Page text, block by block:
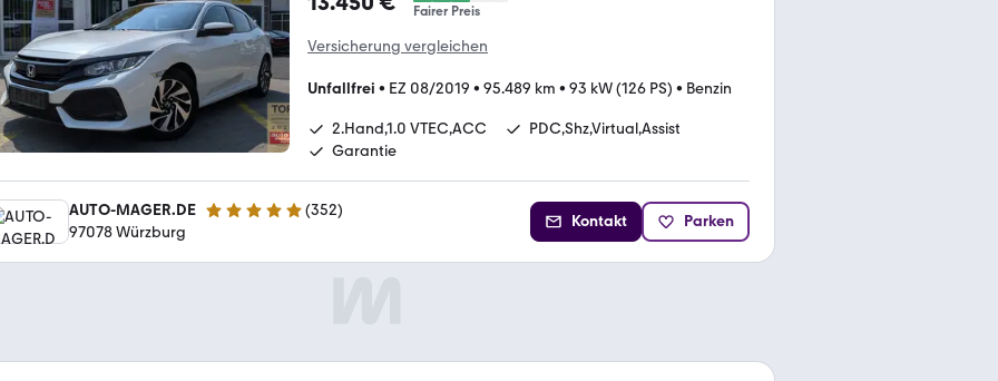
Fairer Preis
Versicherung vergleichen
Unfallfrei • EZ 08/2019 • 95.489 km • 93 kW (126 PS) • Benzin
2.Hand,1.0 VTEC,ACC
PDC,Shz,Virtual,Assist
Garantie
AUTO-MAGER.DE 5 Sterne (352)
97078 Würzburg
Kontakt Parken